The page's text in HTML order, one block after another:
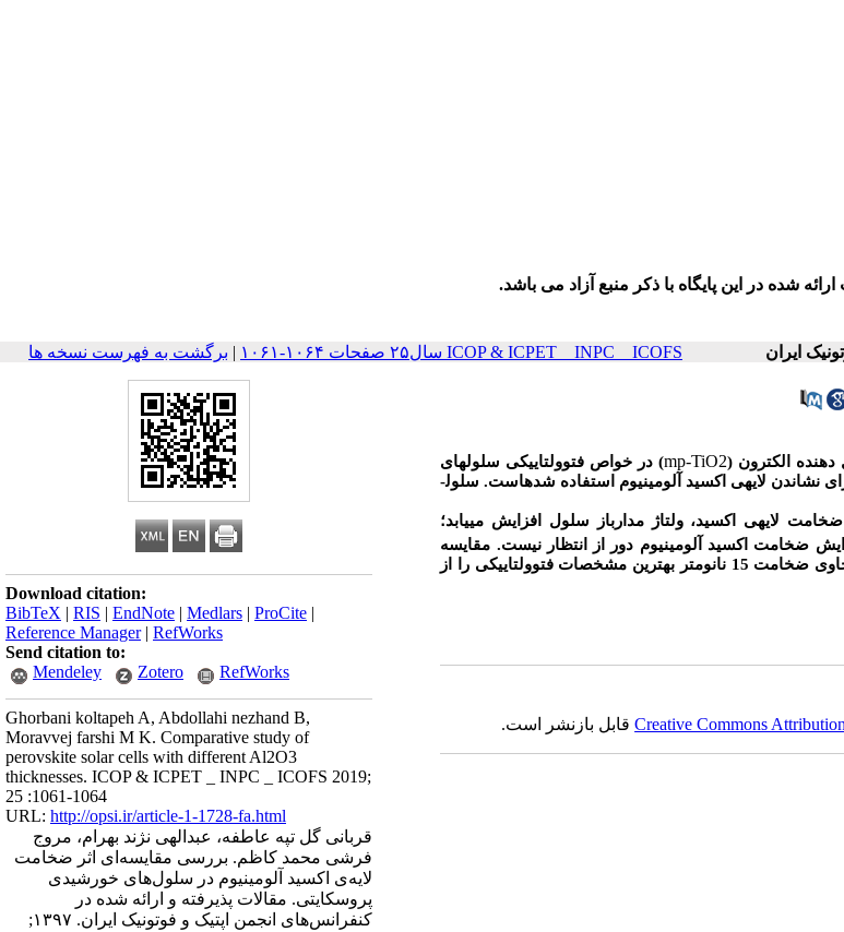
شده در این پایگاه با ذکر منبع آزاد می باشد.
ICOP & ICPET _ INPC _ ICOFS سال۲۵ صفحات ۱۰۶۴-۱۰۶۱ | برگشت به فهرست نسخه ها
Download citation:
BibTeX | RIS | EndNote | Medlars | ProCite |
Reference Manager| RefWorks
Send citation to:
Mendeley
Zotero RefWorks
Ghorbani koltapeh A, Abdollahi nezhand B,
Moravvej farshi M K. Comparative study of
perovskite solar cells with different Al2O3
thicknesses. ICOP & ICPET _ INPC _ ICOFS 2019;
25 :1061-1064
URL: http://opsi.ir/article-1-1728-fa.html
قربانی گل تپه عاطفه، عبدالهی نژند بهرام، مروج
فرشی محمد کاظم. بررسی مقایسه‌ای اثر ضخامت
لایه‌ی اکسید آلومینیوم در سلول‌های خورشیدی
پروسکایتی. مقالات پذیرفته و ارائه شده در
کنفرانس‌های انجمن اپتیک و فوتونیک ایران. ۱۳۹۷;
دهنده الکترون (mp-TiO2) در خواص فتوولتاییکی سلول­های
لایه­ی اکسید آلومینیوم استفاده شده­است. سلول­
لایه­ی اکسید، ولتاژ مدارباز سلول افزایش می­یابد؛
ضخامت اکسید آلومینیوم دور از انتظار نیست. مقایسه
ضخامت 15
نانومتر بهترین مشخصات فتوولتاییکی را از
Creative Commonsقابل بازنشر است.